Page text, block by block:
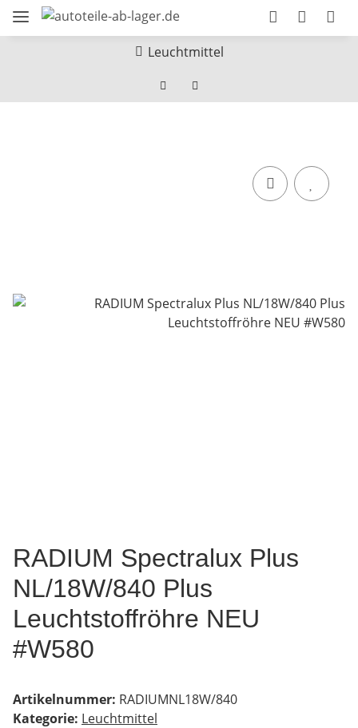
Leuchtmittel
RADIUM Spectralux Plus
NL/18W/840 Plus
Leuchtstoffröhre NEU
#W580
Artikelnummer: RADIUMNL18W/840
Kategorie: Leuchtmittel